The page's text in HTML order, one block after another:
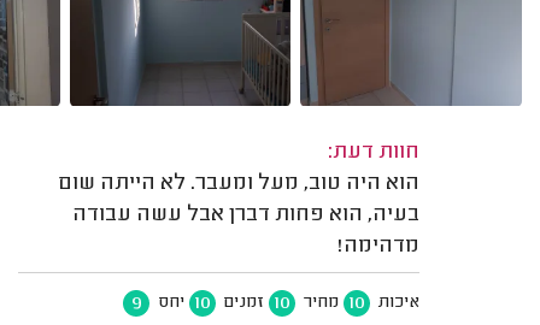
חוות דעת:
הוא היה טוב, מעל ומעבר. לא הייתה שום
בעיה, הוא פחות דברן אבל עשה עבודה
מדהימה!
איכות 10 מחיר 10 זמנים 10 יחס 9